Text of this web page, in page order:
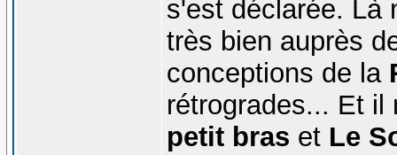
s'est déclarée. Là
très bien auprès
conceptions de la
rétrogrades... Et
petit bras et Le